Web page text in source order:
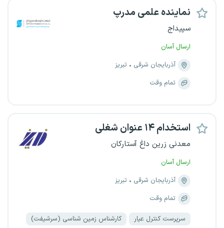
نماینده علمی مدرپ
سپیداج
ارسال آسان
آذربایجان شرقی
تبریز
تمام وقت
استخدام ۱۴ عنوان شغلی
معدنی زرین داغ آستارکان
ارسال آسان
آذربایجان شرقی
تبریز
تمام وقت
سرپرست کنترل عیار
کارشناس زمین شناسی (سرشیفت)